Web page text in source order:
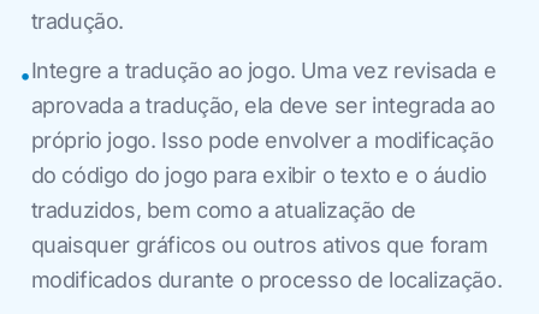
tradução.
•Integre a tradução ao jogo. Uma vez revisada e
aprovada a tradução, ela deve ser integrada ao
próprio jogo. Isso pode envolver a modificação
do código do jogo para exibir o texto e o áudio
traduzidos, bem como a atualização de
quaisquer gráficos ou outros ativos que foram
modificados durante o processo de localização.